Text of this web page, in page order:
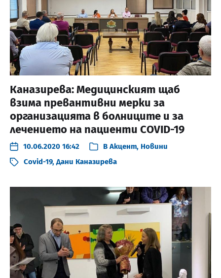
Каназирева: Медицинският щаб
взима превантивни мерки за
организацията в болниците и за
лечението на пациенти COVID-19
10.06.2020 16:42 В Акцент, Новини
Covid-19,Дани Каназирева